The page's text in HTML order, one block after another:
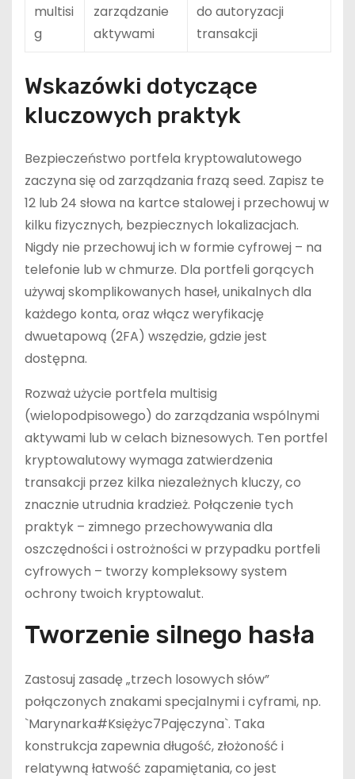
multisi
g
zarządzanie
aktywami
do autoryzacji
transakcji
Wskazówki dotyczące
kluczowych praktyk
Bezpieczeństwo portfela kryptowalutowego
zaczyna się od zarządzania frazą seed. Zapisz te
12 lub 24 słowa na kartce stalowej i przechowuj w
kilku fizycznych, bezpiecznych lokalizacjach.
Nigdy nie przechowuj ich w formie cyfrowej – na
telefonie lub w chmurze. Dla portfeli gorących
używaj skomplikowanych haseł, unikalnych dla
każdego konta, oraz włącz weryfikację
dwuetapową (2FA) wszędzie, gdzie jest
dostępna.
Rozważ użycie portfela multisig
(wielopodpisowego) do zarządzania wspólnymi
aktywami lub w celach biznesowych. Ten portfel
kryptowalutowy wymaga zatwierdzenia
transakcji przez kilka niezależnych kluczy, co
znacznie utrudnia kradzież. Połączenie tych
praktyk – zimnego przechowywania dla
oszczędności i ostrożności w przypadku portfeli
cyfrowych – tworzy kompleksowy system
ochrony twoich kryptowalut.
Tworzenie silnego hasła
Zastosuj zasadę „trzech losowych słów”
połączonych znakami specjalnymi i cyframi, np.
`Marynarka#Księżyc7Pajęczyna`. Taka
konstrukcja zapewnia długość, złożoność i
relatywną łatwość zapamiętania, co jest